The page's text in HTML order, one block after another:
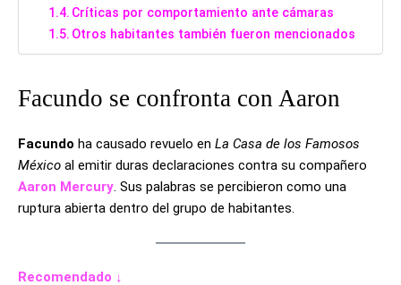
Críticas por comportamiento ante cámaras
Otros habitantes también fueron mencionados
Facundo se confronta con Aaron
Facundo ha causado revuelo en La Casa de los Famosos
México al emitir duras declaraciones contra su compañero
Aaron Mercury. Sus palabras se percibieron como una
ruptura abierta dentro del grupo de habitantes.
Recomendado ↓